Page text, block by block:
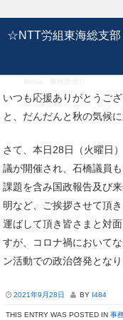
Skip to content
☆NTT労組東海総支部
いつも応援ありがとうご
と、だんだんと秋の気候
さて、本日28日（火曜日
議が開催され、石橋議員
課題を含み国政報告及び
明など、ご挨拶させて頂
運ばして頂き皆さまと対
すが、コロナ禍において
ン活動での政治啓発となり
2021年9月28日 BY I484
THIS ENTRY WAS POSTED IN 事